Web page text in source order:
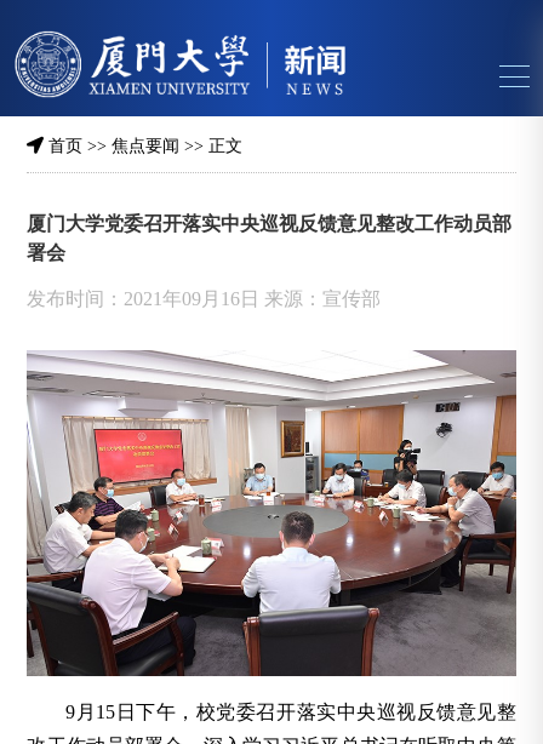
首页 >>焦点要闻 >> 正文
厦门大学党委召开落实中央巡视反馈意见整改工作动员部
署会
发布时间：2021年09月16日 来源：宣传部
9月15日下午，校党委召开落实中央巡视反馈意见整